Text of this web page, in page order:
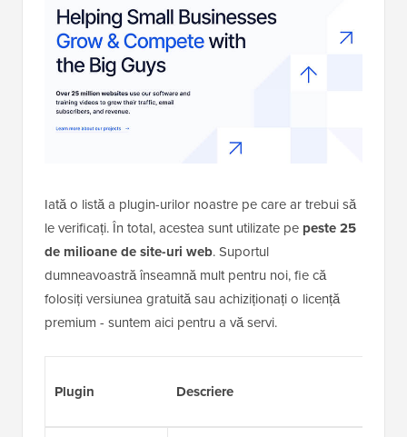
Iată o listă a plugin-urilor noastre pe care ar trebui să
le verificați. În total, acestea sunt utilizate pe peste 25
de milioane de site-uri web. Suportul
dumneavoastră înseamnă mult pentru noi, fie că
folosiți versiunea gratuită sau achiziționați o licență
premium - suntem aici pentru a vă servi.
Plugin Descriere